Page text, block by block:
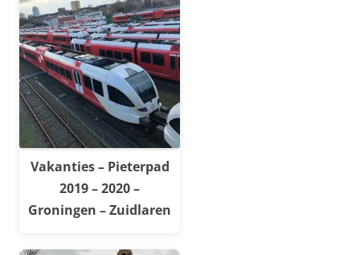
Vakanties – Pieterpad
2019 – 2020 –
Groningen – Zuidlaren